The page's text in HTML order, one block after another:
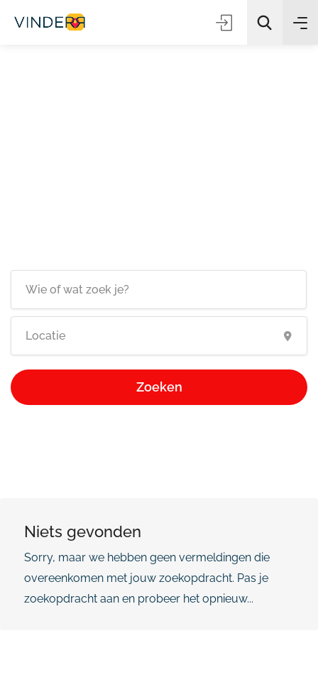
Zoeken
Niets gevonden
Sorry, maar we hebben geen vermeldingen die
overeenkomen met jouw zoekopdracht. Pas je
zoekopdracht aan en probeer het opnieuw...